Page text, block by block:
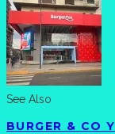
See Also
BURGER & CO